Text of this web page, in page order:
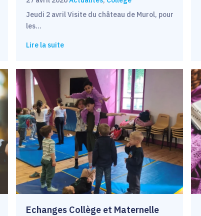
Jeudi 2 avril Visite du château de Murol, pour
les…
Lire la suite
Echanges Collège et Maternelle